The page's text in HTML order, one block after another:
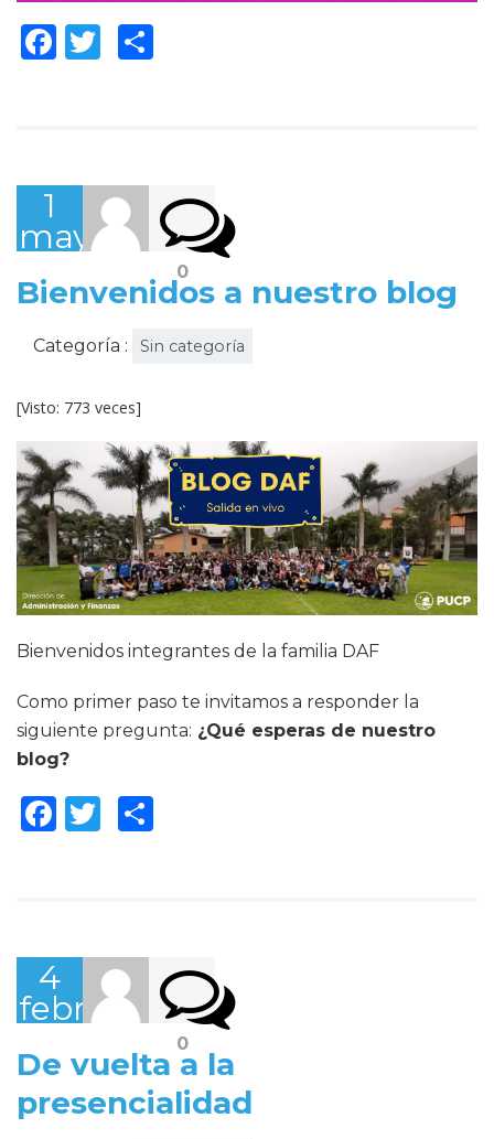
Facebook
Twitter
1
mayo,
0
Bienvenidos a nuestro blog
Categoría : Sin categoría
[Visto: 773 veces]
Bienvenidos integrantes de la familia DAF
Como primer paso te invitamos a responder la
siguiente pregunta: ¿Qué esperas de nuestro
blog?
Facebook
Twitter
4
febrero,
0
De vuelta a la
presencialidad